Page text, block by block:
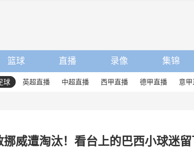
篮球 直播 录像 集锦
球 英超直播 中超直播 西甲直播 德甲直播 意
挪威遭淘汰！看台上的巴西小球迷留